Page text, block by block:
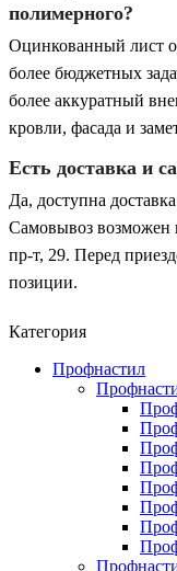
полимерного?
Оцинкованный лист
более бюджетных
более аккуратный
кровли, фасада и
Есть доставка и
Да, доступна
Самовывоз возможен
пр-т, 29. Перед
позиции.
Категория
Профнастил